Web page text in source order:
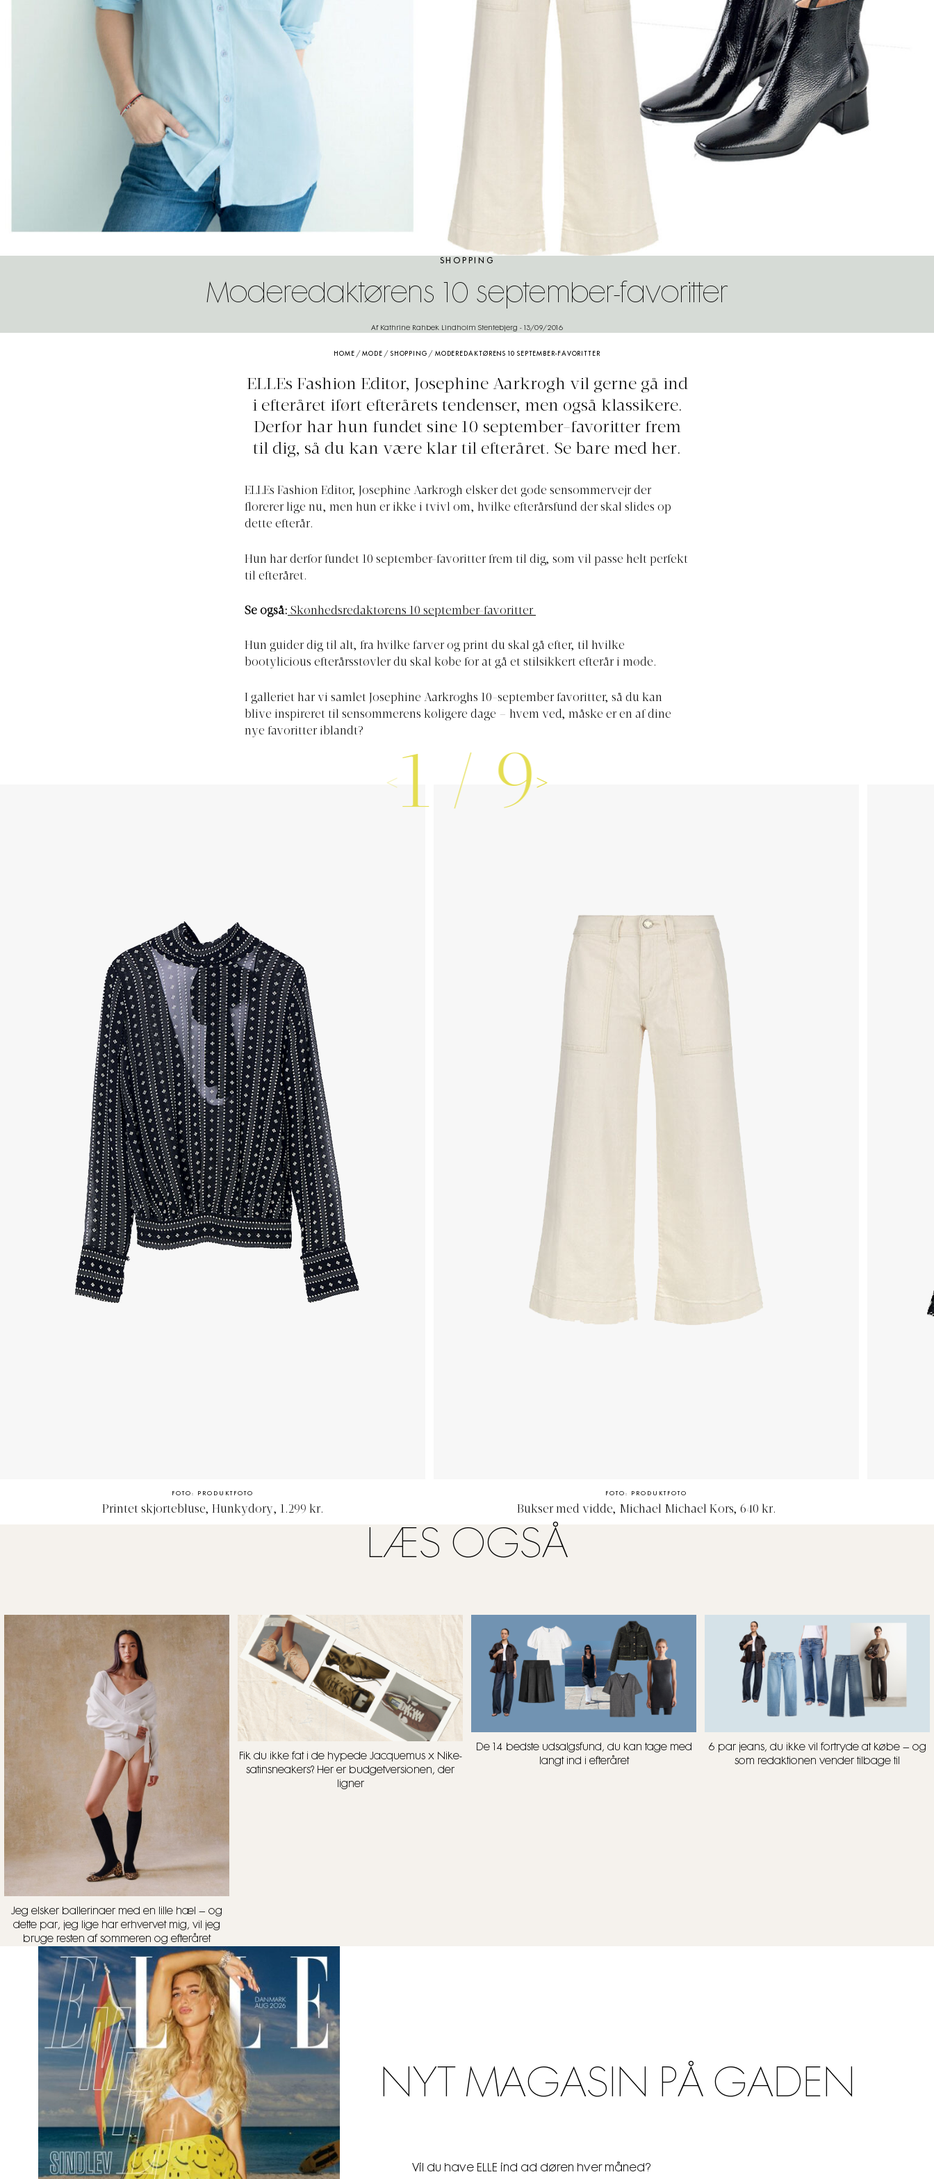
SHOPPING
Moderedaktørens 10 september-favoritter
Af Kathrine Rahbek Lindholm Stentebjerg - 13/09/2016
HOME /MODE / SHOPPING / MODEREDAKTØRENS 10 SEPTEMBER-FAVORITTER
ELLEs Fashion Editor, Josephine Aarkrogh vil gerne gå ind
i efteråret iført efterårets tendenser, men også klassikere.
Derfor har hun fundet sine 10 september-favoritter frem
til dig, så du kan være klar til efteråret. Se bare med her.
ELLEs Fashion Editor, Josephine Aarkrogh elsker det gode sensommervejr der
florerer lige nu, men hun er ikke i tvivl om, hvilke efterårsfund der skal slides op
dette efterår.
Hun har derfor fundet 10 september-favoritter frem til dig, som vil passe helt perfekt
til efteråret.
Se også: Skønhedsredaktørens 10 september-favoritter
Hun guider dig til alt, fra hvilke farver og print du skal gå efter, til hvilke
bootylicious efterårsstøvler du skal købe for at gå et stilsikkert efterår i møde.
I galleriet har vi samlet Josephine Aarkroghs 10-september favoritter, så du kan
blive inspireret til sensommerens køligere dage – hvem ved, måske er en af dine
nye favoritter iblandt?
1 / 9
FOTO: PRODUKTFOTO
Printet skjortebluse, Hunkydory, 1.299 kr.
FOTO: PRODUKTFOTO
Bukser med vidde, Michael Michael Kors, 640 kr.
LÆS OGSÅ
Jeg elsker ballerinaer med en lille hæl – og
dette par, jeg lige har erhvervet mig, vil jeg
bruge resten af sommeren og efteråret
Fik du ikke fat i de hypede Jacquemus x Nike-
satinsneakers? Her er budgetversionen, der
ligner
De 14 bedste udsalgsfund, du kan tage med
langt ind i efteråret
6 par jeans, du ikke vil fortryde at købe – og
som redaktionen vender tilbage til
NYT MAGASIN PÅ GADEN
Vil du have ELLE ind ad døren hver måned?